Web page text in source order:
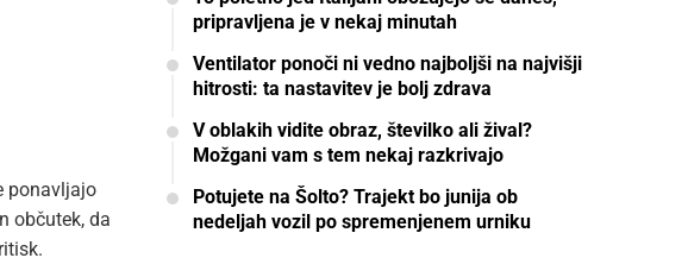
ponavljajo
občutek, da
pripravljena je v nekaj minutah
Ventilator ponoči ni vedno najboljši na najvišji
hitrosti: ta nastavitev je bolj zdrava
V oblakih vidite obraz, številko ali žival?
Možgani vam s tem nekaj razkrivajo
Potujete na Šolto? Trajekt bo junija ob
nedeljah vozil po spremenjenem urniku